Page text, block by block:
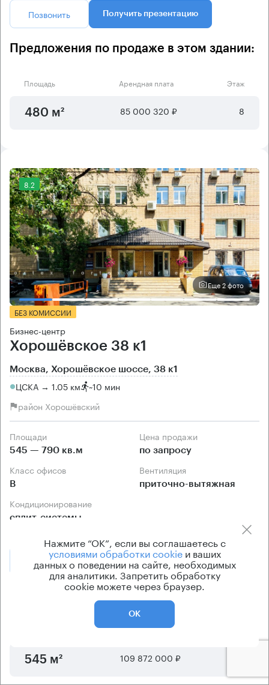
Позвонить Получить презентацию
Предложения по продаже в этом здании:
Площадь Арендная плата Этаж
480 м² 85 000 320 ₽ 8
8.2
Еще 2 фото
БЕЗ КОМИССИИ
Бизнес-центр
Хорошёвское 38 к1
Москва, Хорошёвское шоссе, 38 к1
ЦСКА → 1.05 км ~10 мин
район Хорошёвский
Площади
545 — 790 кв.м
Цена продажи
по запросу
Класс офисов
B
Вентиляция
приточно-вытяжная
Кондиционирование
сплит-системы
Позвонить Получить презентацию
Предложения по продаже в этом здании:
Арендная плата
545 м² 109 872 000 ₽
Нажмите “ОК”, если вы соглашаетесь с
условиями обработки cookieи ваших
данных о поведении на сайте, необходимых
для аналитики. Запретить обработку
cookie можете через браузер.
ОК